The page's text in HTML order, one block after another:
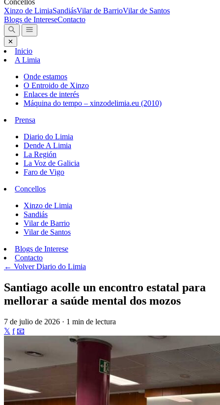
Concellos
Xinzo de LimiaSandiásVilar de BarrioVilar de Santos
Blogs de IntereseContacto
✕
Inicio
A Limia
Onde estamos
O Entroido de Xinzo
Enlaces de interés
Máquina do tempo – xinzodelimia.eu (2010)
Prensa
Diario do Limia
Dende A Limia
La Región
La Voz de Galicia
Faro de Vigo
Concellos
Xinzo de Limia
Sandiás
Vilar de Barrio
Vilar de Santos
Blogs de Interese
Contacto
← VolverDiario do Limia
Santiago acolle un encontro estatal para
mellorar a saúde mental dos mozos
7 de julio de 2026 · 1 min de lectura
𝕏 f 📧